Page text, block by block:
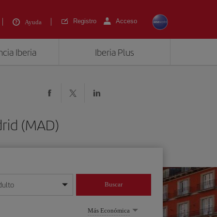
Ayuda Registro Acceso
Iberia Iberia Plus
(MAD)
mes/año
Buscar
Más Económica